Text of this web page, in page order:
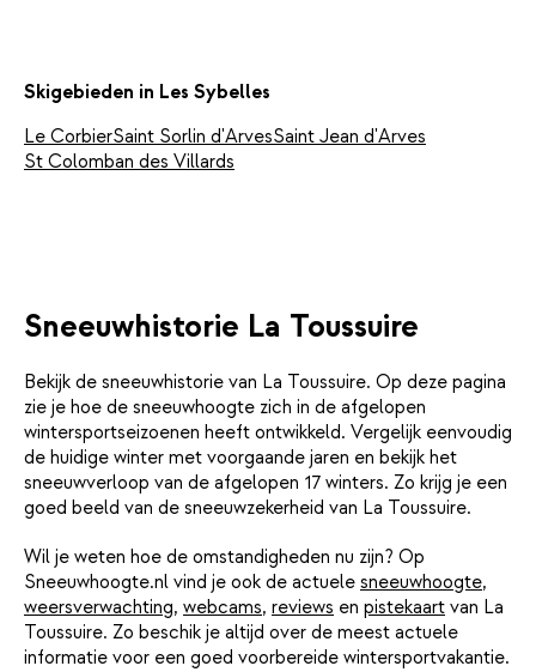
Skigebieden in Les Sybelles
Le CorbierSaint Sorlin d'ArvesSaint Jean d'Arves
St Colomban des Villards
Sneeuwhistorie La Toussuire
Bekijk de sneeuwhistorie van La Toussuire. Op deze pagina
zie je hoe de sneeuwhoogte zich in de afgelopen
wintersportseizoenen heeft ontwikkeld. Vergelijk eenvoudig
de huidige winter met voorgaande jaren en bekijk het
sneeuwverloop van de afgelopen 17 winters. Zo krijg je een
goed beeld van de sneeuwzekerheid van La Toussuire.
Wil je weten hoe de omstandigheden nu zijn? Op
Sneeuwhoogte.nl vind je ook de actuele sneeuwhoogte,
weersverwachting, webcams, reviews en pistekaart van La
Toussuire. Zo beschik je altijd over de meest actuele
informatie voor een goed voorbereide wintersportvakantie.